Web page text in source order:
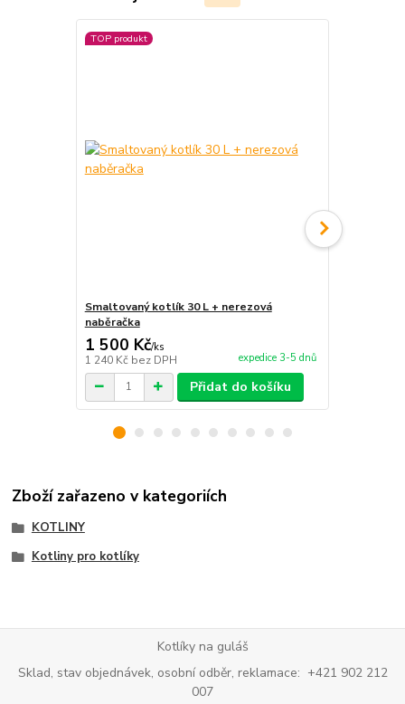
TOP produkt
Smaltovaný kotlík 30 L + nerezová
naběračka
1 500 Kč/ks
1 240 Kč bez DPH expedice 3-5 dnů
Přidat do košíku
Zboží zařazeno v kategoriích
KOTLINY
Kotliny pro kotlíky
Kotlíky na guláš
Sklad, stav objednávek, osobní odběr, reklamace: +421 902 212
007